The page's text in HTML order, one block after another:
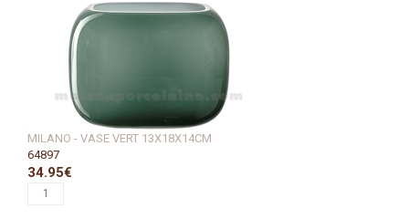
MILANO - VASE VERT 13X18X14CM
64897
34.95€